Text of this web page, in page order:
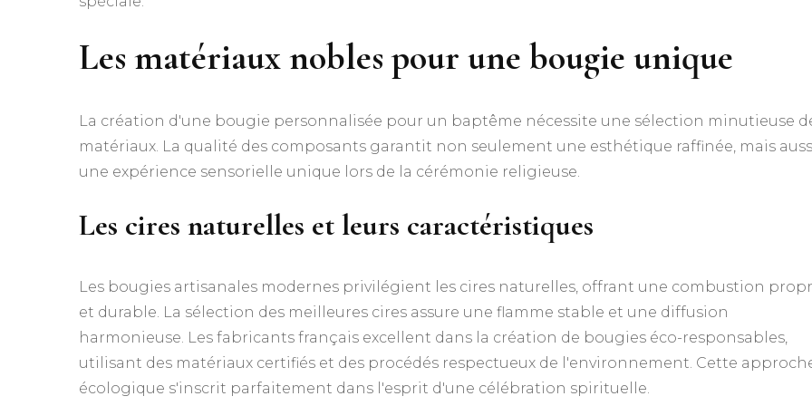
Les matériaux nobles pour une bougie unique
La création d'une bougie personnalisée pour un baptême nécessite une sélection minutieuse
matériaux. La qualité des composants garantit non seulement une esthétique raffinée, mais
une expérience sensorielle unique lors de la cérémonie religieuse.
Les cires naturelles et leurs caractéristiques
Les bougies artisanales modernes privilégient les cires naturelles, offrant une combustion
et durable. La sélection des meilleures cires assure une flamme stable et une diffusion
harmonieuse. Les fabricants français excellent dans la création de bougies éco-responsables,
utilisant des matériaux certifiés et des procédés respectueux de l'environnement. Cette
écologique s'inscrit parfaitement dans l'esprit d'une célébration spirituelle.